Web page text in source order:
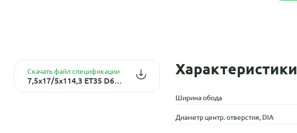
Скачать файл спецификации
7,5x17/5x114,3 ET35 D67,1 1022 Right (CVT) M/S (нк)
Характеристики
Ширина обода
Диаметр центр. отверстия, DIA